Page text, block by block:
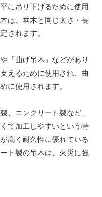
に吊り下げるために使用
は、垂木と同じ太さ・長
されます。
「曲げ吊木」などがあり
えるために使用され、曲
に使用されます。
、コンクリート製など、
て加工しやすいという特
高く耐久性に優れている
ト製の吊木は、火災に強